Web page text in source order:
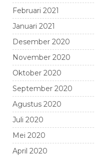
Februari 2021
Januari 2021
Desember 2020
November 2020
Oktober 2020
September 2020
Agustus 2020
Juli 2020
Mei 2020
April 2020